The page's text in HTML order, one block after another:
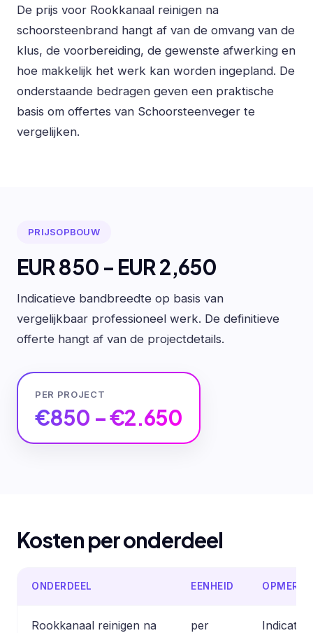
De prijs voor Rookkanaal reinigen na
schoorsteenbrand hangt af van de omvang van de
klus, de voorbereiding, de gewenste afwerking en
hoe makkelijk het werk kan worden ingepland. De
onderstaande bedragen geven een praktische
basis om offertes van Schoorsteenveger te
vergelijken.
PRIJSOPBOUW
EUR 850 - EUR 2,650
Indicatieve bandbreedte op basis van
vergelijkbaar professioneel werk. De definitieve
offerte hangt af van de projectdetails.
PER PROJECT
€850 – €2.650
Kosten per onderdeel
ONDERDEEL EENHEID
Rookkanaal reinigen na
per